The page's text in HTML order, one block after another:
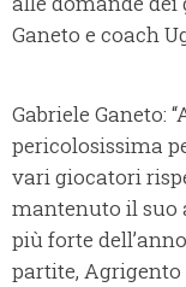
Ganeto e coach
Gabriele Ganeto:
pericolosissima
vari giocatori
mantenuto il suo
più forte
partite, Agrigento